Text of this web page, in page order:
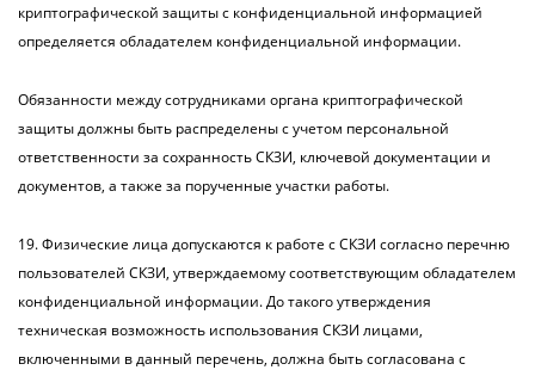
криптографической защиты с конфиденциальной информацией
определяется обладателем конфиденциальной информации.
Обязанности между сотрудниками органа криптографической
защиты должны быть распределены с учетом персональной
ответственности за сохранность СКЗИ, ключевой документации и
документов, а также за порученные участки работы.
19. Физические лица допускаются к работе с СКЗИ согласно перечню
пользователей СКЗИ, утверждаемому соответствующим обладателем
конфиденциальной информации. До такого утверждения
техническая возможность использования СКЗИ лицами,
включенными в данный перечень, должна быть согласована с